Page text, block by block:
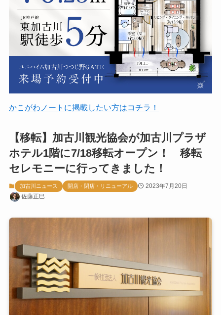
かこがわノートに掲載したい方はコチラ！
【移転】加古川観光協会が加古川プラザ
ホテル1階に7/18移転オープン！ 移転
セレモニーに行ってきました！
加古川ニュース 開店・閉店・リニューアル
2023年7月20日
佐藤正巳